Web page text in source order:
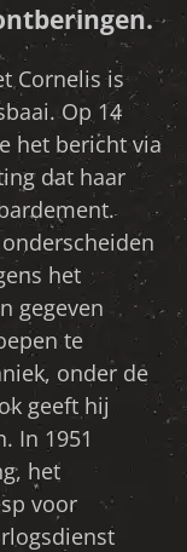
Cornelis is
Op 14
het bericht via
dat haar
het
gegeven
te
onder de
geeft hij
In 1951
het
voor